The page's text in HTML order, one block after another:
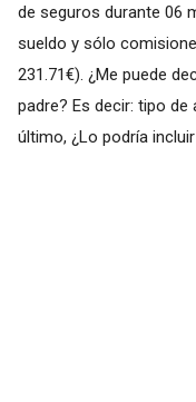
de seguros durante 06
sueldo y sólo
231.71€). ¿Me puede
padre? Es decir: tipo
último, ¿Lo podría